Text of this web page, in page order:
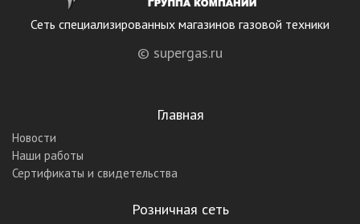
Сеть специализированных магазинов газовой техники
© supergas.ru
Главная
Новости
Наши работы
Сертификаты и свидетельства
Розничная сеть